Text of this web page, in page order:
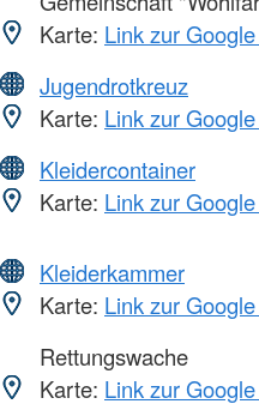
Karte: Link zur
Jugendrotkreuz
Karte: Link zur
Kleidercontainer
Karte: Link zur
Kleiderkammer
Karte: Link zur
Rettungswache
Karte: Link zur